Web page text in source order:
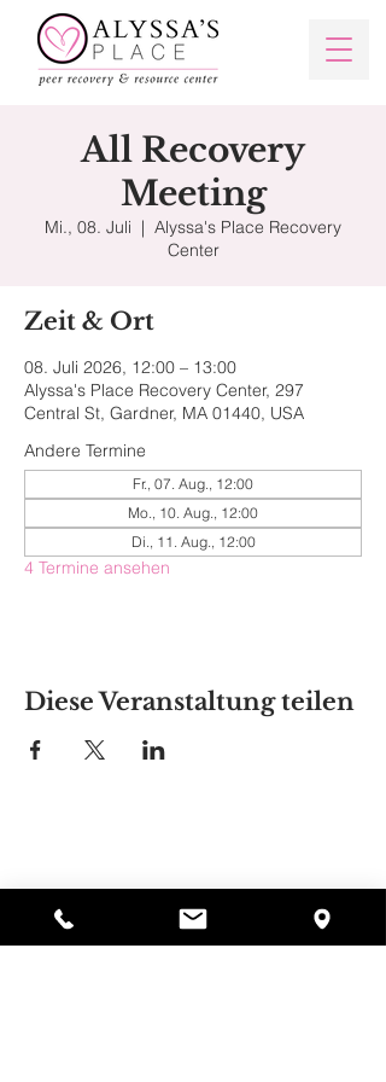
All Recovery
Meeting
Mi., 08. Juli
  |
Alyssa's Place Recovery
Center
Zeit & Ort
08. Juli 2026, 12:00 – 13:00
Alyssa's Place Recovery Center, 297
Central St, Gardner, MA 01440, USA
Andere Termine
Fr., 07. Aug., 12:00
Mo., 10. Aug., 12:00
Di., 11. Aug., 12:00
4 Termine ansehen
Diese Veranstaltung teilen
297 Central St. Gardner, MA 01440
987-364-0920